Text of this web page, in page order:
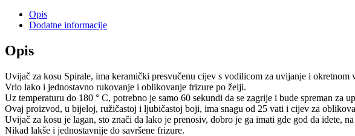
Opis
Dodatne informacije
Opis
Uvijač za kosu Spirale, ima keramički presvučenu cijev s vodilicom za uvijanje i okretnom
Vrlo lako i jednostavno rukovanje i oblikovanje frizure po želji.
Uz temperaturu do 180 ° C, potrebno je samo 60 sekundi da se zagrije i bude spreman za
Ovaj proizvod, u bijeloj, ružičastoj i ljubičastoj boji, ima snagu od 25 vati i cijev za
Uvijač za kosu je lagan, sto znači da lako je prenosiv, dobro je ga imati gde god da idete,
Nikad lakše i jednostavnije do savršene frizure.